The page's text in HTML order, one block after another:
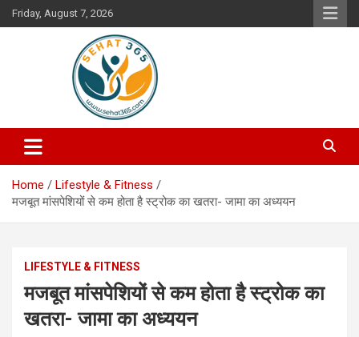
Skip
to
Friday, August 7, 2026
Sehat365
Your's Complete Health Guide
Home
Lifestyle & Fitness
मजबूत मांसपेशियों से कम होता है स्ट्रोक का खतरा- जामा का अध्ययन
LIFESTYLE & FITNESS
मजबूत मांसपेशियों से कम होता है स्ट्रोक का
खतरा- जामा का अध्ययन